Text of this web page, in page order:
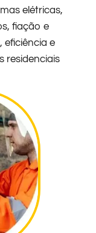
elétricas,
fiação e
eficiência e
residenciais